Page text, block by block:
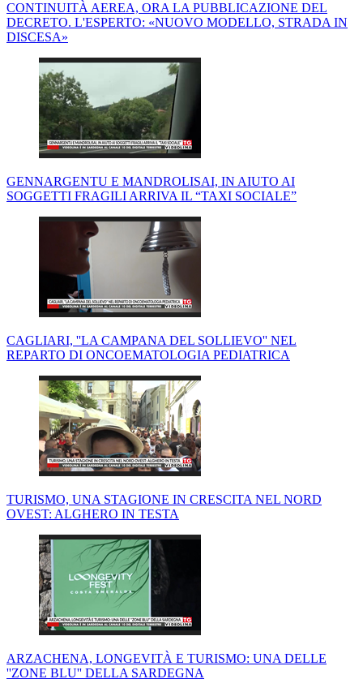
CONTINUITÀ AEREA, ORA LA PUBBLICAZIONE DEL
DECRETO. L'ESPERTO: «NUOVO MODELLO, STRADA IN
DISCESA»
GENNARGENTU E MANDROLISAI, IN AIUTO AI
SOGGETTI FRAGILI ARRIVA IL “TAXI SOCIALE”
CAGLIARI, ''LA CAMPANA DEL SOLLIEVO'' NEL
REPARTO DI ONCOEMATOLOGIA PEDIATRICA
TURISMO, UNA STAGIONE IN CRESCITA NEL NORD
OVEST: ALGHERO IN TESTA
ARZACHENA, LONGEVITÀ E TURISMO: UNA DELLE
''ZONE BLU'' DELLA SARDEGNA